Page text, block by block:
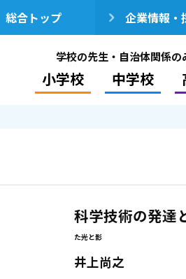
総合トップ 企業情報・
学校の先生・自治体関係の
小学校 中学校
科学技術の発
た光と影
井上尚之